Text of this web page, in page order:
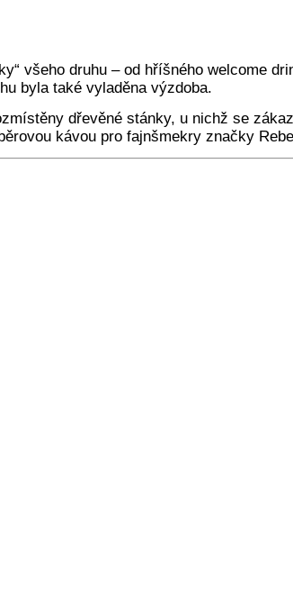
všeho druhu – od hříšného welcome
byla také vyladěna výzdoba.
dřevěné stánky, u nichž se
kávou pro fajnšmekry značky